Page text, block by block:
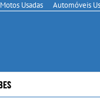
Motos Usadas Automóveis